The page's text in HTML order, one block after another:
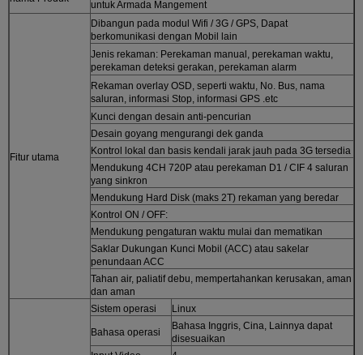
untuk Armada Mangement
Fitur utama
Dibangun pada modul Wifi / 3G / GPS, Dapat
berkomunikasi dengan Mobil lain
Jenis rekaman: Perekaman manual, perekaman waktu,
perekaman deteksi gerakan, perekaman alarm
Rekaman overlay OSD, seperti waktu, No. Bus, nama
saluran, informasi Stop, informasi GPS .etc
Kunci dengan desain anti-pencurian
Desain goyang mengurangi dek ganda
Kontrol lokal dan basis kendali jarak jauh pada 3G tersedia
Mendukung 4CH 720P atau perekaman D1 / CIF 4 saluran
yang sinkron
Mendukung Hard Disk (maks 2T) rekaman yang beredar
Kontrol ON / OFF:
Mendukung pengaturan waktu mulai dan mematikan
Saklar Dukungan Kunci Mobil (ACC) atau sakelar
penundaan ACC
Tahan air, paliatif debu, mempertahankan kerusakan, aman
dan aman
Sistem operasi Linux
Bahasa operasi
Bahasa Inggris, Cina, Lainnya dapat
disesuaikan